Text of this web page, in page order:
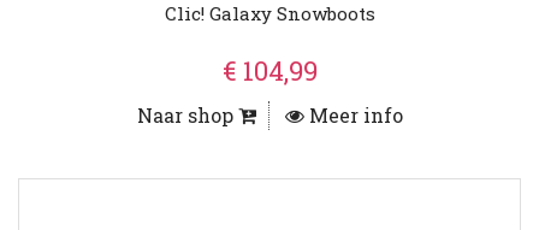
Clic! Galaxy Snowboots
€ 104,99
Naar shop Meer info